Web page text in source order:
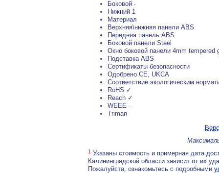
Боковой -
Нижний 1
Материал
Верхняя\нижняя панели ABS
Передняя панель ABS
Боковой панели Steel
Окно боковой панели 4mm tempered
Подставка ABS
Сертификаты безопасности
Одобрено CE, UKCA
Соответствие экологическим
RoHS ✓
Reach ✓
WEEE -
Triman
1 Указаны стоимость и примерная дата
Калининградской области зависит от их
Пожалуйста, ознакомьтесь с подробными